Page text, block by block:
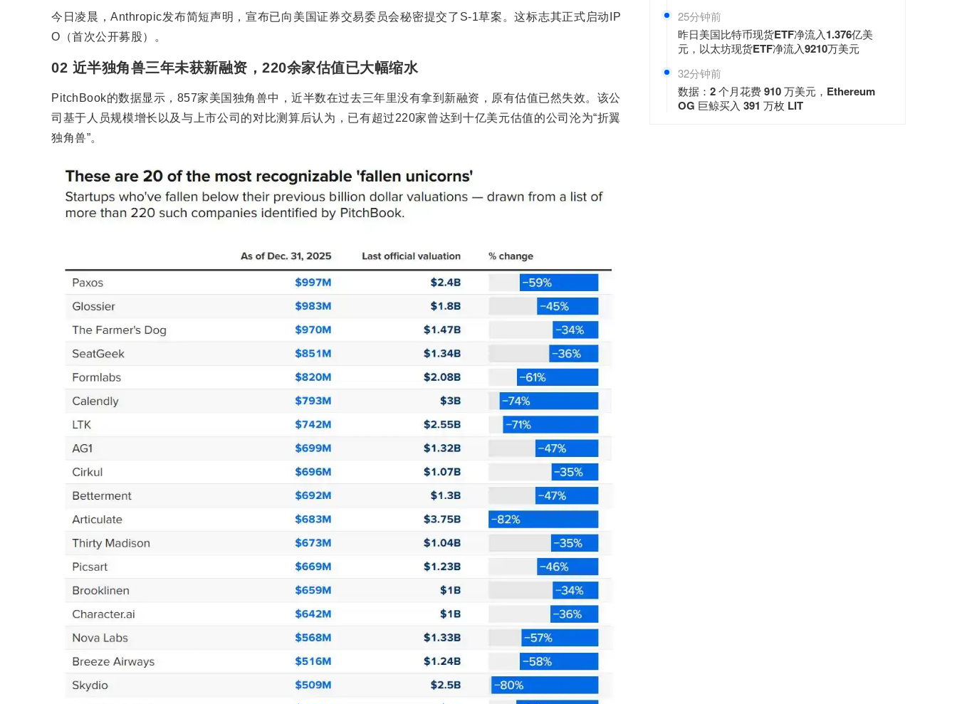
今日凌晨，Anthropic发布简短声明，宣布已向美国证券交易委员会秘密提交了S-1草案。这标志其正式启动IP
O（首次公开募股）。
02 近半独角兽三年未获新融资，220余家估值已大幅缩水
PitchBook的数据显示，857家美国独角兽中，近半数在过去三年里没有拿到新融资，原有估值已然失效。该公
司基于人员规模增长以及与上市公司的对比测算后认为，已有超过220家曾达到十亿美元估值的公司沦为“折翼
独角兽”。
25分钟前
昨日美国比特币现货ETF净流入1.376亿美
元，以太坊现货ETF净流入9210万美元
32分钟前
数据：2 个月花费 910 万美元，Ethereum
OG 巨鲸买入 391 万枚 LIT